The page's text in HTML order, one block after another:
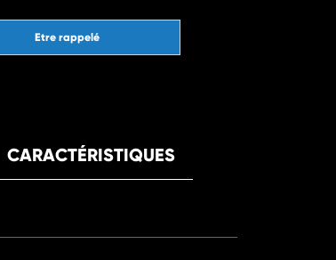
Etre rappelé
CARACTÉRISTIQUES